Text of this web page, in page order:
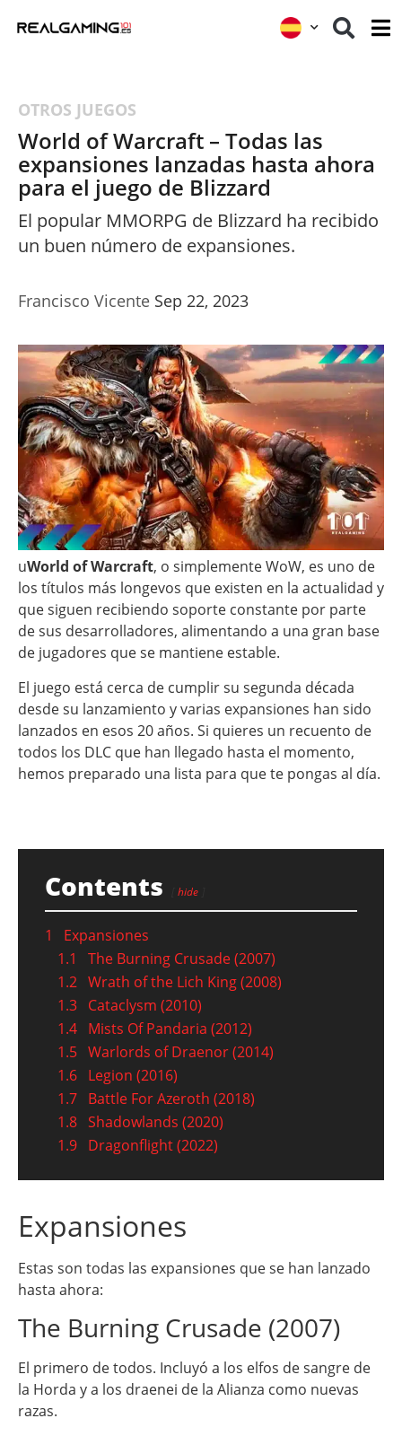
OTROS JUEGOS
World of Warcraft – Todas las
expansiones lanzadas hasta ahora
para el juego de Blizzard
El popular MMORPG de Blizzard ha recibido
un buen número de expansiones.
Francisco Vicente Sep 22, 2023
uWorld of Warcraft, o simplemente WoW, es uno de
los títulos más longevos que existen en la actualidad y
que siguen recibiendo soporte constante por parte
de sus desarrolladores, alimentando a una gran base
de jugadores que se mantiene estable.
El juego está cerca de cumplir su segunda década
desde su lanzamiento y varias expansiones han sido
lanzados en esos 20 años. Si quieres un recuento de
todos los DLC que han llegado hasta el momento,
hemos preparado una lista para que te pongas al día.
Contents hide
1
Expansiones
1.1
The Burning Crusade (2007)
1.2 Wrath of the Lich King (2008)
1.3 Cataclysm (2010)
1.4 Mists Of Pandaria (2012)
1.5 Warlords of Draenor (2014)
1.6 Legion (2016)
1.7 Battle For Azeroth (2018)
1.8 Shadowlands (2020)
1.9 Dragonflight (2022)
Expansiones
Estas son todas las expansiones que se han lanzado
hasta ahora:
The Burning Crusade (2007)
El primero de todos. Incluyó a los elfos de sangre de
la Horda y a los draenei de la Alianza como nuevas
razas.